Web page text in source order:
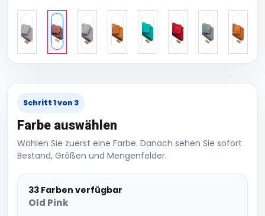
Schritt 1 von 3
Farbe auswählen
Wählen Sie zuerst eine Farbe. Danach sehen Sie sofort
Bestand, Größen und Mengenfelder.
33 Farben verfügbar
Old Pink